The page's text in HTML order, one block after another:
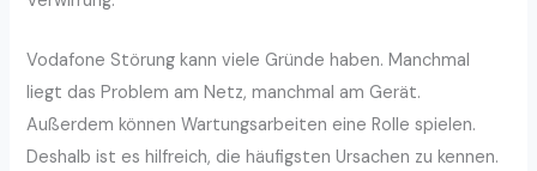
Vodafone Störung kann viele Gründe haben. Manchmal
liegt das Problem am Netz, manchmal am Gerät.
Außerdem können Wartungsarbeiten eine Rolle spielen.
Deshalb ist es hilfreich, die häufigsten Ursachen zu kennen.